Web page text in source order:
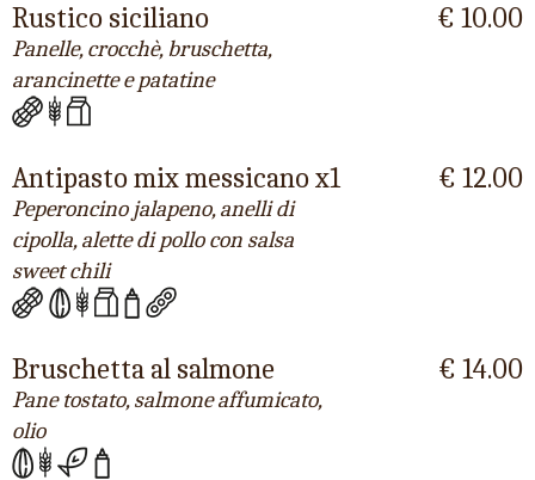
Rustico siciliano
Panelle, crocchè, bruschetta,
arancinette e patatine
€ 10.00
Antipasto mix messicano x1
Peperoncino jalapeno, anelli di
cipolla, alette di pollo con salsa
sweet chili
€ 12.00
Bruschetta al salmone
Pane tostato, salmone affumicato,
olio
€ 14.00